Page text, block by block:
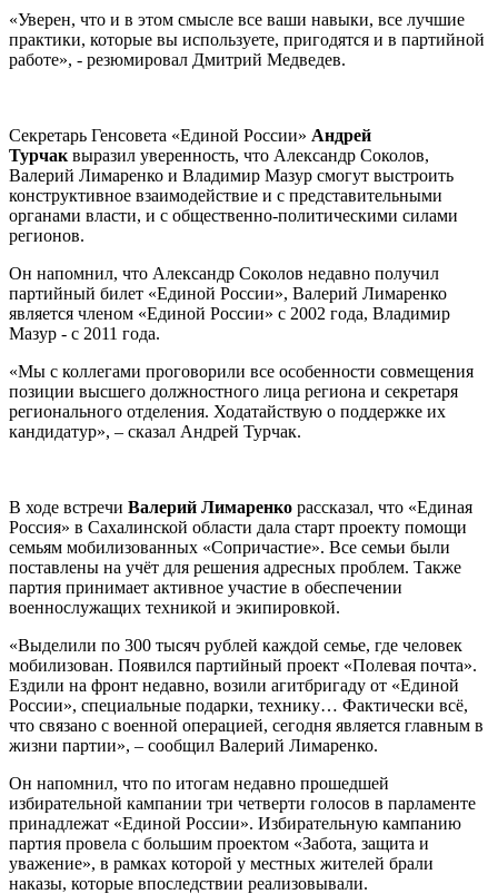
«Уверен, что и в этом смысле все ваши навыки, все лучшие
практики, которые вы используете, пригодятся и в партийной
работе», - резюмировал Дмитрий Медведев.
Секретарь Генсовета «Единой России» Андрей
Турчак выразил уверенность, что Александр Соколов,
Валерий Лимаренко и Владимир Мазур смогут выстроить
конструктивное взаимодействие и с представительными
органами власти, и с общественно-политическими силами
регионов.
Он напомнил, что Александр Соколов недавно получил
партийный билет «Единой России», Валерий Лимаренко
является членом «Единой России» с 2002 года, Владимир
Мазур - с 2011 года.
«Мы с коллегами проговорили все особенности совмещения
позиции высшего должностного лица региона и секретаря
регионального отделения. Ходатайствую о поддержке их
кандидатур», – сказал Андрей Турчак.
В ходе встречи Валерий Лимаренко рассказал, что «Единая
Россия» в Сахалинской области дала старт проекту помощи
семьям мобилизованных «Сопричастие». Все семьи были
поставлены на учёт для решения адресных проблем. Также
партия принимает активное участие в обеспечении
военнослужащих техникой и экипировкой.
«Выделили по 300 тысяч рублей каждой семье, где человек
мобилизован. Появился партийный проект «Полевая почта».
Ездили на фронт недавно, возили агитбригаду от «Единой
России», специальные подарки, технику… Фактически всё,
что связано с военной операцией, сегодня является главным в
жизни партии», – сообщил Валерий Лимаренко.
Он напомнил, что по итогам недавно прошедшей
избирательной кампании три четверти голосов в парламенте
принадлежат «Единой России». Избирательную кампанию
партия провела с большим проектом «Забота, защита и
уважение», в рамках которой у местных жителей брали
наказы, которые впоследствии реализовывали.